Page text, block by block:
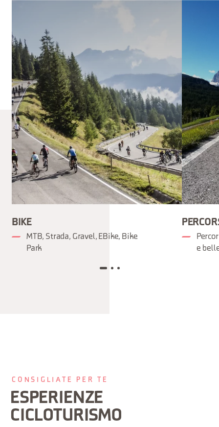
BIKE
MTB, Strada, Gravel, EBike, Bike
Park
e
CONSIGLIATE PER TE
ESPERIENZE
CICLOTURISMO